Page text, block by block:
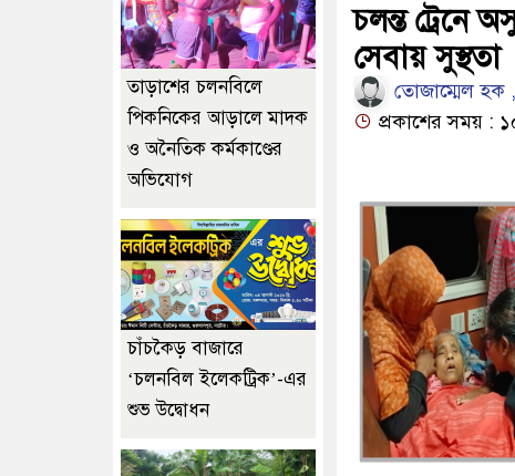
চলন্ত ট্রেনে
সেবায় সুস্থতা
তোজাম্মেল হক ,
প্রকাশের সময় :
তাড়াশের চলনবিলে
পিকনিকের আড়ালে মাদক
ও অনৈতিক কর্মকাণ্ডের
অভিযোগ
চাঁচকৈড় বাজারে
‘চলনবিল ইলেকট্রিক’-এর
শুভ উদ্বোধন